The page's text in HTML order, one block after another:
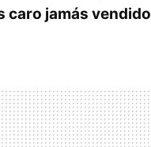
caro jamás vendido